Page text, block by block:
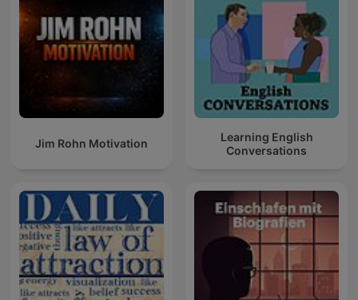
Jim Rohn Motivation
Learning English
Conversations